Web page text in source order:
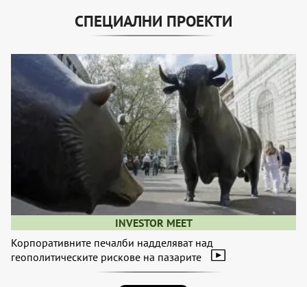
СПЕЦИАЛНИ ПРОЕКТИ
INVESTOR MEET
Корпоративните печалби надделяват над
геополитическите рискове на пазарите